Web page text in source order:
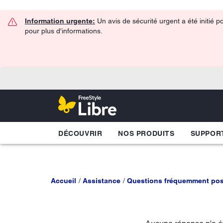
Information urgente: Un avis de sécurité urgent a été initié
pour plus d'informations.
DÉCOUVRIR NOS PRODUITS
Accueil Assistance Questions fréquemment